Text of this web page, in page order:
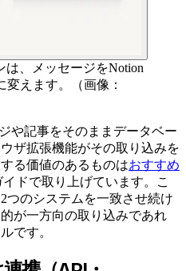
は、メッセージをNotion
えます。（画像：
や記事をそのままデータベー
ザ拡張機能がその取り込みを
る価値のあるものはおすすめ
イドで取り上げています。こ
つのシステムを一致させ続け
が一方向の取り込みであれ
です。